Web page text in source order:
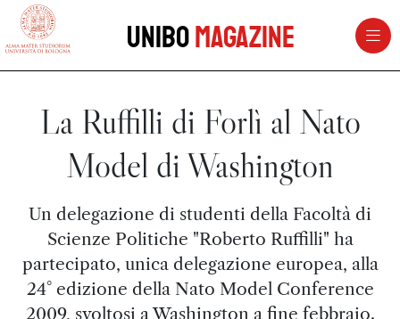
vai al contenuto della pagina
UniboMagazine
La Ruffilli di Forlì al Nato
Model di Washington
Un delegazione di studenti della Facoltà di
Scienze Politiche "Roberto Ruffilli" ha
partecipato, unica delegazione europea, alla
24° edizione della Nato Model Conference
2009, svoltosi a Washington a fine febbraio.